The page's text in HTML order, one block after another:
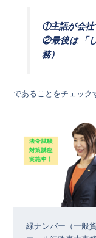
①主語が会社
②最後は「
務）
であることをチェック
緑ナンバー（一般